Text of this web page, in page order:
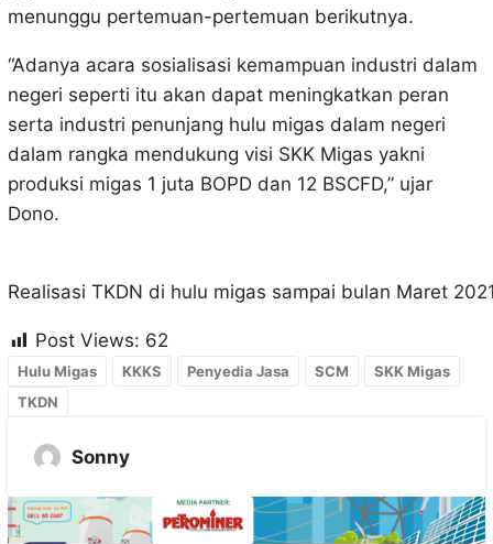
menunggu pertemuan-pertemuan berikutnya.
“Adanya acara sosialisasi kemampuan industri dalam
negeri seperti itu akan dapat meningkatkan peran
serta industri penunjang hulu migas dalam negeri
dalam rangka mendukung visi SKK Migas yakni
produksi migas 1 juta BOPD dan 12 BSCFD,” ujar
Dono.
Realisasi TKDN di hulu migas sampai bulan Maret
Post Views: 62
Hulu Migas KKKS Penyedia Jasa SCM
SKK Migas
TKDN
Sonny